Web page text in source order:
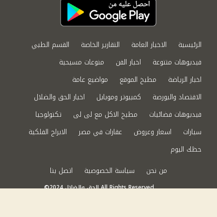
الرئيسية الاخبار العامة التقارير الخاصة
القسم الطبي
فيديوهات متنوعة
اخبار الفن
منوعات مسيحية
اخبار الرياضة
مطبخ الموقع
مواضيع عامة
الاقتصاد والبورصة
كمبيوتر وموبايل
اخبار الحق والضلال
فيديوهات فضائيات
مطبخ الاكل مع لى لى
تكنولوجيا
سيارات
اسعار وعروض عقارات في مصر
الابراج الفلكية
حظك اليوم
من نحن
سياسة الخصوصية اتصل بنا
©2024 الحق والضلال All Rights Reserved.